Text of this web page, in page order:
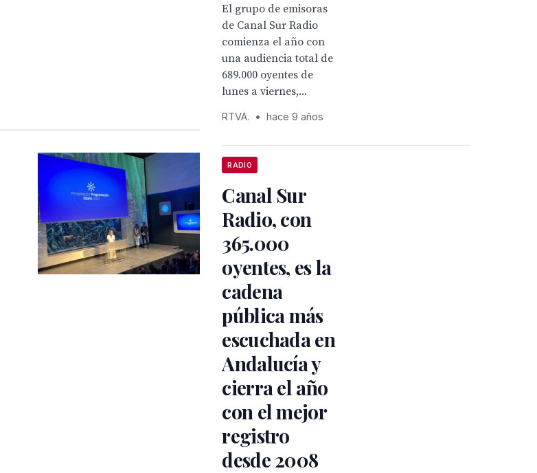
El grupo de emisoras
de Canal Sur Radio
comienza el año con
una audiencia total de
689.000 oyentes de
lunes a viernes,...
RTVA. • hace 9 años
RADIO
Canal Sur
Radio, con
365.000
oyentes, es la
cadena
pública más
escuchada en
Andalucía y
cierra el año
con el mejor
registro
desde 2008